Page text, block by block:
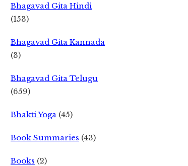
Bhagavad Gita Hindi
(153)
Bhagavad Gita Kannada
(3)
Bhagavad Gita Telugu
(659)
Bhakti Yoga (45)
Book Summaries (43)
Books (2)